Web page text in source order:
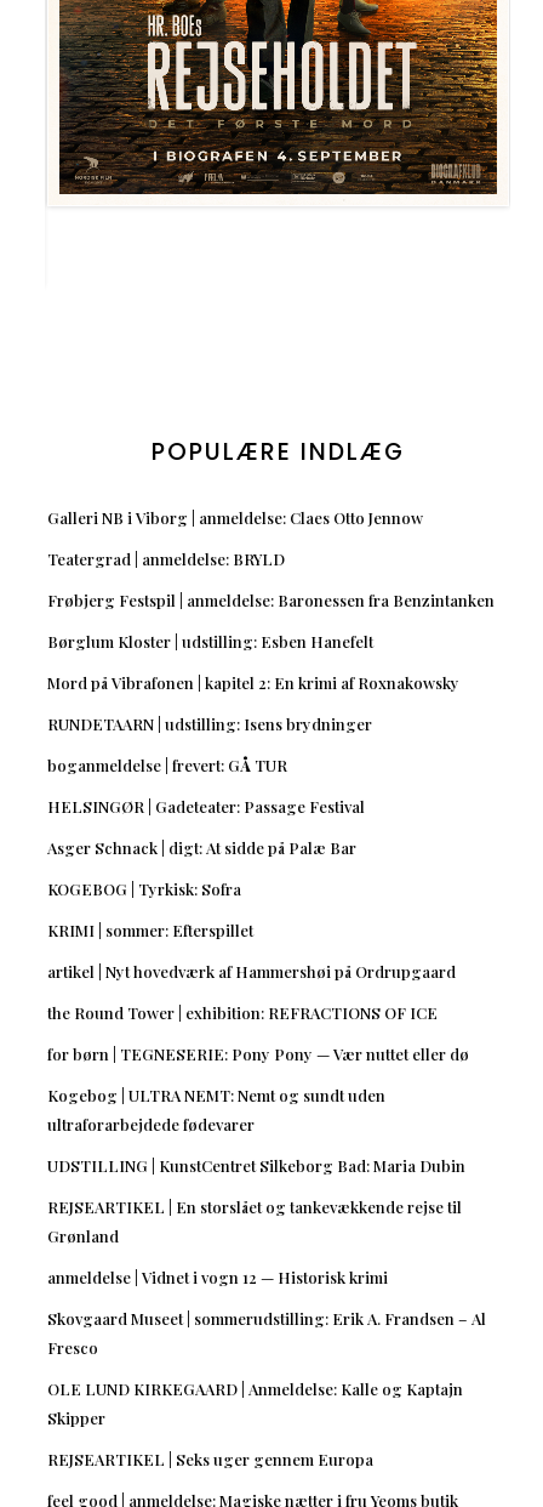
POPULÆRE INDLÆG
Galleri NB i Viborg | anmeldelse: Claes Otto Jennow
Teatergrad | anmeldelse: BRYLD
Frøbjerg Festspil | anmeldelse: Baronessen fra Benzintanken
Børglum Kloster | udstilling: Esben Hanefelt
Mord på Vibrafonen | kapitel 2: En krimi af Roxnakowsky
RUNDETAARN | udstilling: Isens brydninger
boganmeldelse | frevert: GÅ TUR
HELSINGØR | Gadeteater: Passage Festival
Asger Schnack | digt: At sidde på Palæ Bar
KOGEBOG | Tyrkisk: Sofra
KRIMI | sommer: Efterspillet
artikel | Nyt hovedværk af Hammershøi på Ordrupgaard
the Round Tower | exhibition: REFRACTIONS OF ICE
for børn | TEGNESERIE: Pony Pony — Vær nuttet eller dø
Kogebog | ULTRA NEMT: Nemt og sundt uden
ultraforarbejdede fødevarer
UDSTILLING | KunstCentret Silkeborg Bad: Maria Dubin
REJSEARTIKEL | En storslået og tankevækkende rejse til
Grønland
anmeldelse | Vidnet i vogn 12 — Historisk krimi
Skovgaard Museet | sommerudstilling: Erik A. Frandsen – Al
Fresco
OLE LUND KIRKEGAARD | Anmeldelse: Kalle og Kaptajn
Skipper
REJSEARTIKEL | Seks uger gennem Europa
feel good | anmeldelse: Magiske nætter i fru Yeoms butik